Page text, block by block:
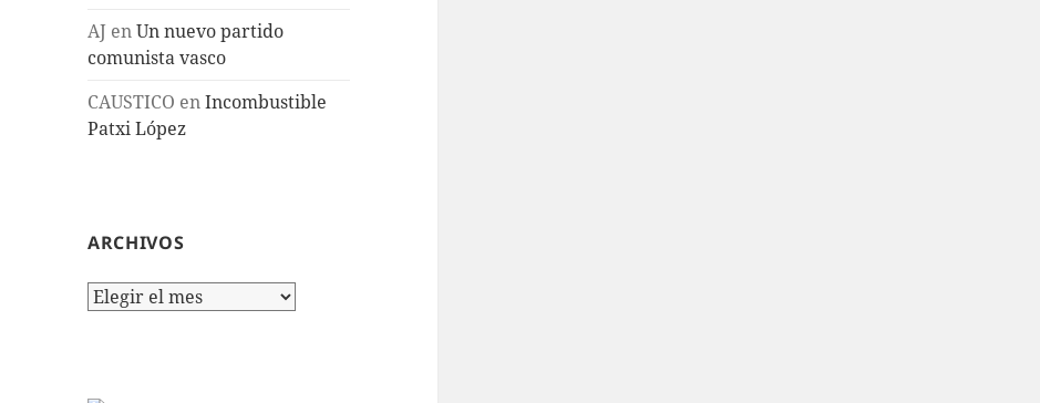
AJ enUn nuevo partido
comunista vasco
CAUSTICO enIncombustible
Patxi López
ARCHIVOS
Archivos